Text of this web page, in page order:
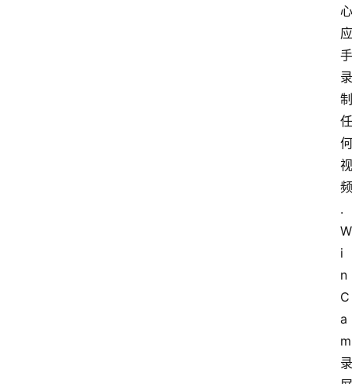
心
应
手
录
制
任
何
视
频
.
W
i
n
C
a
m
录